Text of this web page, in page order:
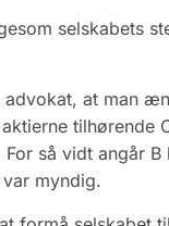
selskabets
advokat, at man
tilhørende
så vidt angår B
myndig.